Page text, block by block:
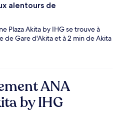
alentours de
Plaza Akita by IHG se trouve à
de Gare d'Akita et à 2 min de Akita
ANA
by IHG